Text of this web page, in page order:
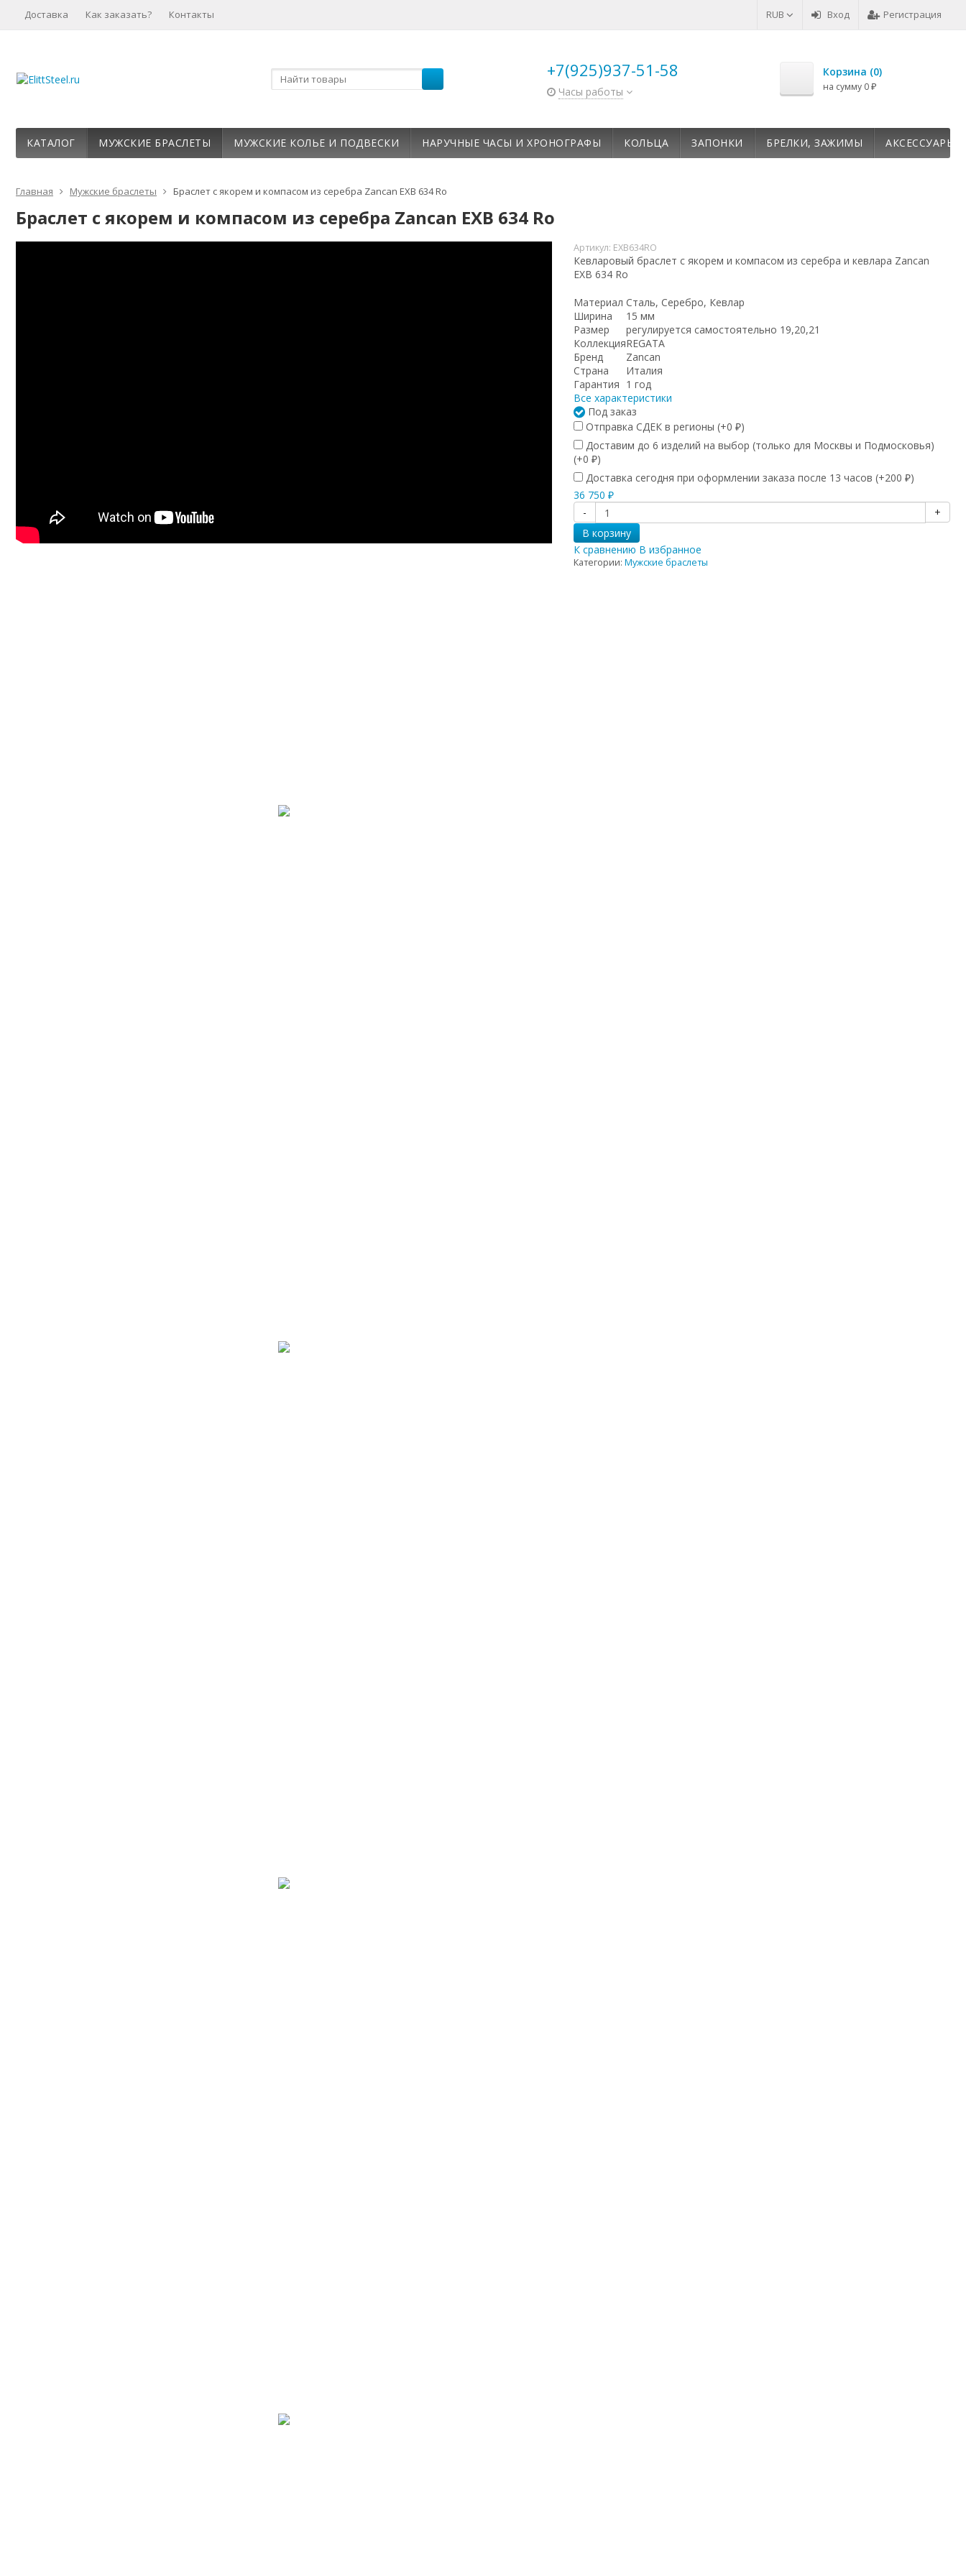
RUB Вход Регистрация
Доставка Как заказать? Контакты
+7(925)937-51-58
Часы работы
Корзина (0)
на сумму 0 ₽
КАТАЛОГ МУЖСКИЕ БРАСЛЕТЫ МУЖСКИЕ КОЛЬЕ И ПОДВЕСКИ НАРУЧНЫЕ ЧАСЫ И ХРОНОГРАФЫ КОЛЬЦА ЗАПОНКИ БРЕЛКИ, ЗАЖИМЫ АКСЕССУАРЫ
Главная Мужские браслеты Браслет с якорем и компасом из серебра Zancan EXB 634 Ro
Браслет с якорем и компасом из серебра Zancan EXB 634 Ro
Артикул: EXB634RO
Кевларовый браслет с якорем и компасом из серебра и кевлара Zancan
EXB 634 Ro
Материал Сталь, Серебро, Кевлар
Ширина
15 мм
Размер
регулируется самостоятельно 19,20,21
КоллекцияREGATA
Бренд
Zancan
Страна
Италия
Гарантия 1 год
Все характеристики
Под заказ
Отправка СДЕК в регионы (+0 ₽)
Доставим до 6 изделий на выбор (только для Москвы и Подмосковья)
(+0 ₽)
Доставка сегодня при оформлении заказа после 13 часов (+200 ₽)
36 750 ₽
-
+
В корзину
К сравнению В избранное
Категории: Мужские браслеты